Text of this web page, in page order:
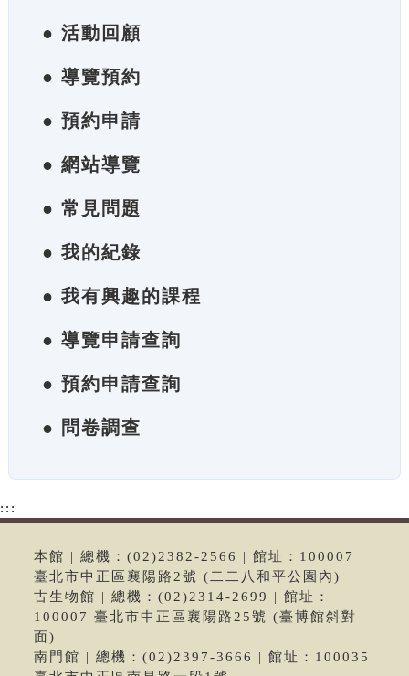
● 活動回顧
● 導覽預約
● 預約申請
● 網站導覽
● 常見問題
● 我的紀錄
● 我有興趣的課程
● 導覽申請查詢
● 預約申請查詢
● 問卷調查
:::
本館 | 總機：(02)2382-2566 | 館址：100007
臺北市中正區襄陽路2號 (二二八和平公園內)
古生物館 | 總機：(02)2314-2699 | 館址：
100007 臺北市中正區襄陽路25號 (臺博館斜對
面)
南門館 | 總機：(02)2397-3666 | 館址：100035